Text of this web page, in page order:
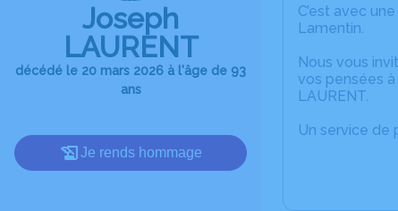
Joseph
LAURENT
décédé le 20 mars 2026 à l'âge de 93
ans
Je rends hommage
C’est avec
Lamentin.
Nous vous
vos pensées
LAURENT.
Un service de